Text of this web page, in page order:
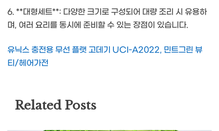
6. **대형세트**: 다양한 크기로 구성되어 대량 조리 시 유용하
며, 여러 요리를 동시에 준비할 수 있는 장점이 있습니다.
유닉스 충전용 무선 플랫 고데기 UCI-A2022, 민트그린 뷰
티/헤어가전
Related Posts